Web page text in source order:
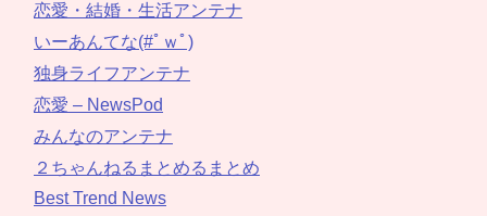
恋愛・結婚・生活アンテナ
いーあんてな(#ﾟｗﾟ)
独身ライフアンテナ
恋愛 – NewsPod
みんなのアンテナ
２ちゃんねるまとめるまとめ
Best Trend News